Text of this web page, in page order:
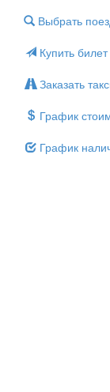
Выбрать
Купить
Заказать
График
График